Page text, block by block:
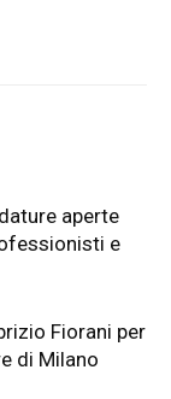
aperte
e
Fiorani per
di Milano